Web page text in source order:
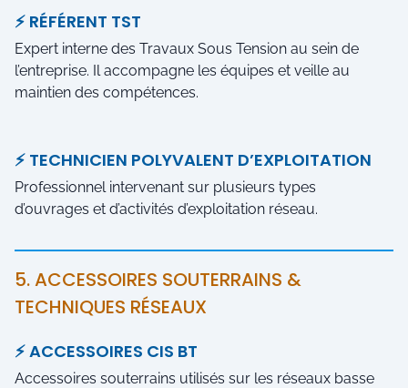
⚡ RÉFÉRENT TST
Expert interne des Travaux Sous Tension au sein de
l’entreprise. Il accompagne les équipes et veille au
maintien des compétences.
⚡ TECHNICIEN POLYVALENT D’EXPLOITATION
Professionnel intervenant sur plusieurs types
d’ouvrages et d’activités d’exploitation réseau.
5. ACCESSOIRES SOUTERRAINS &
TECHNIQUES RÉSEAUX
⚡ ACCESSOIRES CIS BT
Accessoires souterrains utilisés sur les réseaux basse